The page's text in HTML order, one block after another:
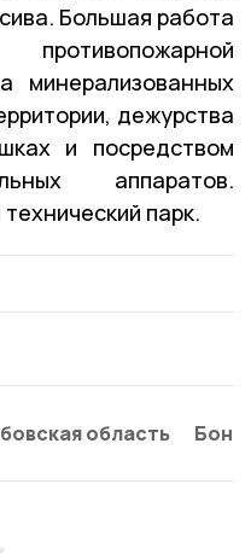
Большая работа
минерализованных
дежурства
и посредством
аппаратов.
парк.
область